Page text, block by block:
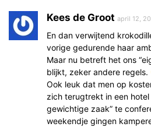
Kees de Groot april 12,
En dan verwijtend
vorige gedurende haar
Maar nu betreft het ons
blijkt, zeker andere regels.
Ook leuk dat men op
zich terugtrekt in een
gewichtige zaak” te
weekendje gingen